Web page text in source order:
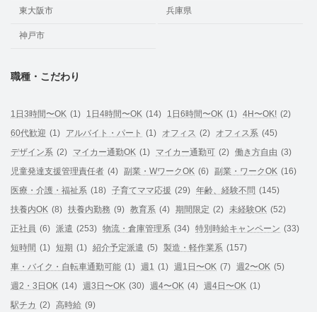
東大阪市 兵庫県
神戸市
職種・こだわり
1日3時間〜OK (1) 1日4時間〜OK (14) 1日6時間〜OK (1) 4H〜OK! (2)
60代歓迎 (1) アルバイト・パート (1) オフィス (2) オフィス系 (45)
デザイン系 (2) マイカー通勤OK (1) マイカー通勤可 (2) 働き方自由 (3)
児童発達支援管理責任者 (4) 副業・WワークOK (6) 副業・ワークOK (16)
医療・介護・福祉系 (18) 子育てママ応援 (29) 年齢、経験不問 (145)
扶養内OK (8) 扶養内勤務 (9) 教育系 (4) 期間限定 (2) 未経験OK (52)
正社員 (6) 派遣 (253) 物流・倉庫管理系 (34) 特別時給キャンペーン (33)
短時間 (1) 短期 (1) 紹介予定派遣 (5) 製造・軽作業系 (157)
車・バイク・自転車通勤可能 (1) 週1 (1) 週1日〜OK (7) 週2〜OK (5)
週2・3日OK (14) 週3日〜OK (30) 週4〜OK (4) 週4日〜OK (1)
駅チカ (2) 高時給 (9)